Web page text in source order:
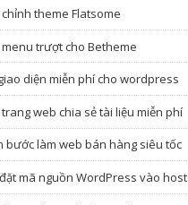
theme Flatsome
menu trượt cho Betheme
diện miễn phí cho wordpress
trang web chia sẻ tài liệu miễn phí
bước làm web bán hàng siêu tốc
mã nguồn WordPress vào host